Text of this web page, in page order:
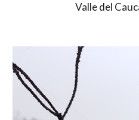
Valle del